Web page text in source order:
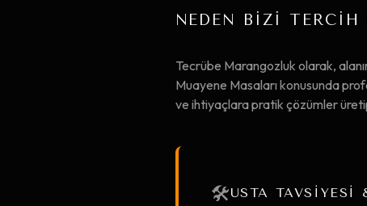
NEDEN BİZİ TERCİH
Tecrübe Marangozluk olarak,
Muayene Masaları konusunda
ve ihtiyaçlara pratik çözümler
🛠️USTA TAVSİYESİ